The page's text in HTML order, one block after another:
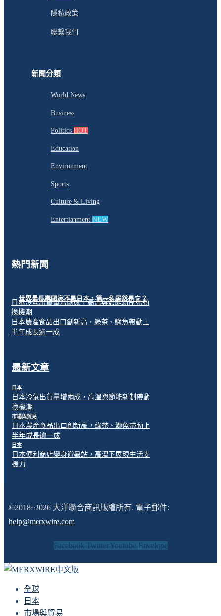
隱私政策
聯繫我們
新聞分類
World News
Business
Politics HOT
Education
Environment
Sports
Culture & Living
Entertianment NEW
熱門新聞
世界最長壽國家不是日本，第一名居然是它？
日本冷氣出貨量增兩成，高溫與節能新制帶動
換機潮
日本農產食品出口創新高，綠茶、鰤魚帶動上
半年成長逾一成
最新文章
日本
日本冷氣出貨量增兩成，高溫與節能新制帶動
換機潮
市場與貿易
日本農產食品出口創新高，綠茶、鰤魚帶動上
半年成長逾一成
日本
日本便利商店變身避暑站，高溫下展現生活支
援力
©2018~2026 大洋聯合商訊版權所有. 電子郵件:
help@merxwire.com
Facebook Twitter Youtube Envelope
全球
日本
市場與貿易